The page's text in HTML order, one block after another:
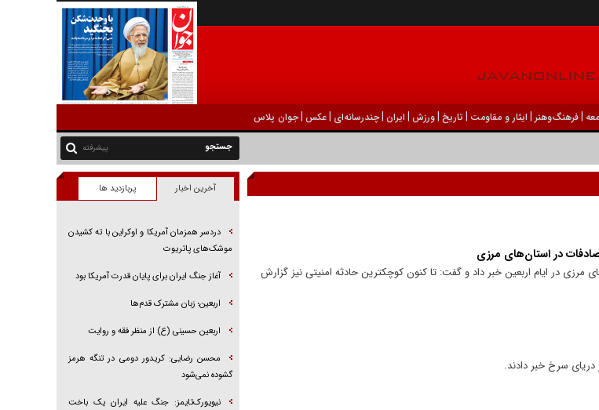
|فرهنگ‌و‌هنر | ایثار و مقاومت |تاریخ |ورزش | ايران |چندرسانه‌ای |عکس |جوان پلاس
پیشرفته
۴۰ درصدی تصادفات در استان‌های مرزی در ایام اربعین خبر داد و گفت: تا کنون کوچکترین حادثه امنیتی نیز گزارش
دریای سرخ خبر دادند.
آخرین اخبار پربازدید ها
دردسر همزمان آمریکا و اوکراین با ته کشیدن
موشک‌های پاتریوت
آغاز جنگ ایران برای پایان قدرت آمریکا بود
اربعین؛ زبان مشترک قدم‌ها
اربعین حسینی (ع) از منظر فقه و روایت
محسن رضایی: کریدور دومی در تنگه هرمز
گشوده نمی‌شود
نیویورک‌تایمز: جنگ علیه ایران یک باخت